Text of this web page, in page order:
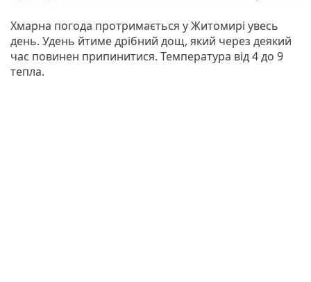
Хмарна погода протримається у Житомирі увесь
день. Удень йтиме дрібний дощ, який через деякий
час повинен припинитися. Температура від 4 до 9
тепла.